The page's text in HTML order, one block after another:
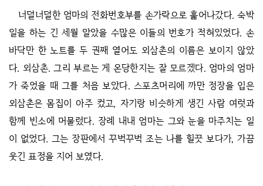
너덜너덜한 엄마의 전화번호부를 손가락으로 훑어나갔다. 숙박
일을 하는 긴 세월 알았을 수많은 이들의 번호가 적혀있었다. 손
바닥만 한 노트를 두 권째 열어도 외삼촌의 이름은 보이지 않았
다. 외삼촌. 그리 부르는 게 온당한지는 잘 모르겠다. 엄마의 엄마
가 죽었을 때 그를 처음 보았다. 스포츠머리에 까만 정장을 입은
외삼촌은 몸집이 아주 컸고, 자기랑 비슷하게 생긴 사람 여럿과
함께 빈소에 머물렀다. 장례 내내 엄마는 그와 눈을 마주치는 일
이 없었다. 그는 장판에서 꾸벅꾸벅 조는 나를 힐끗 보다가, 가끔
웃긴 표정을 지어 보였다.